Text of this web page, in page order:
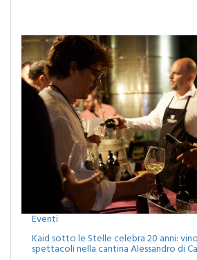
Eventi
Kaid sotto le Stelle celebra 20 anni:
spettacoli nella cantina Alessandro di